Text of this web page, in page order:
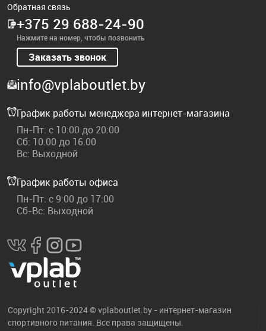
Обратная связь
+375 29 688-24-90
Нажмите на номер, чтобы позвонить
Заказать звонок
info@vplaboutlet.by
График работы менеджера интернет-магазина
Пн-Пт: с 10:00 до 20:00
Сб: 10.00 до 16.00
Вс: Выходной
График работы офиса
Пн-Пт: с 9:00 до 17:00
Сб-Вс: Выходной
Copyright 2016-2024 © vplaboutlet.by - интернет-магазин
спортивного питания. Все права защищены.